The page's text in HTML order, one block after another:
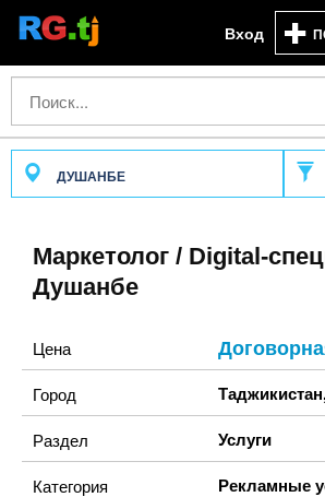
Вход
ДУШАНБЕ
Маркетолог / Digital-
Душанбе
Цена
Город Таджикистан
Раздел Услуги
Категория
Рекламные